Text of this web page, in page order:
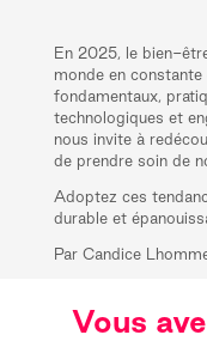
En 2025, le bien-
monde en
fondamentaux,
technologiques et
nous invite à
de prendre soin de
Adoptez ces
durable et
Par Candice
Vous